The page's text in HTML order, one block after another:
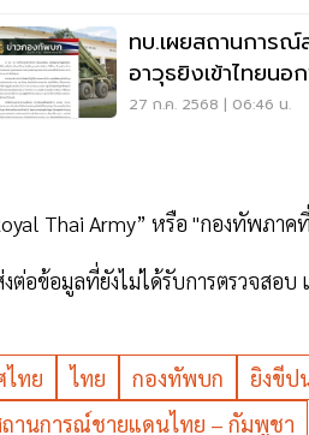
ทบ.เผยสถานการ
อาวุธยิงเข้าไทยนอ
27 ก.ค. 2568 | 06:46 น.
Thai Army” หรือ "กองทัพภาค
ต่อข้อมูลที่ยังไม่ได้รับการตรวจสอ
ไทย ไทย กองทัพบก ยิงขีป
านการณ์ชายแดนไทย – กัมพูชา